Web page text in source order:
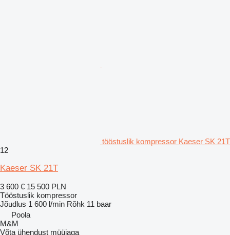
tööstuslik kompressor Kaeser SK 21T
12
Kaeser SK 21T
3 600 € 15 500 PLN
Tööstuslik kompressor
Jõudlus 1 600 l/min Rõhk 11 baar
Poola
M&M
Võta ühendust müüjaga